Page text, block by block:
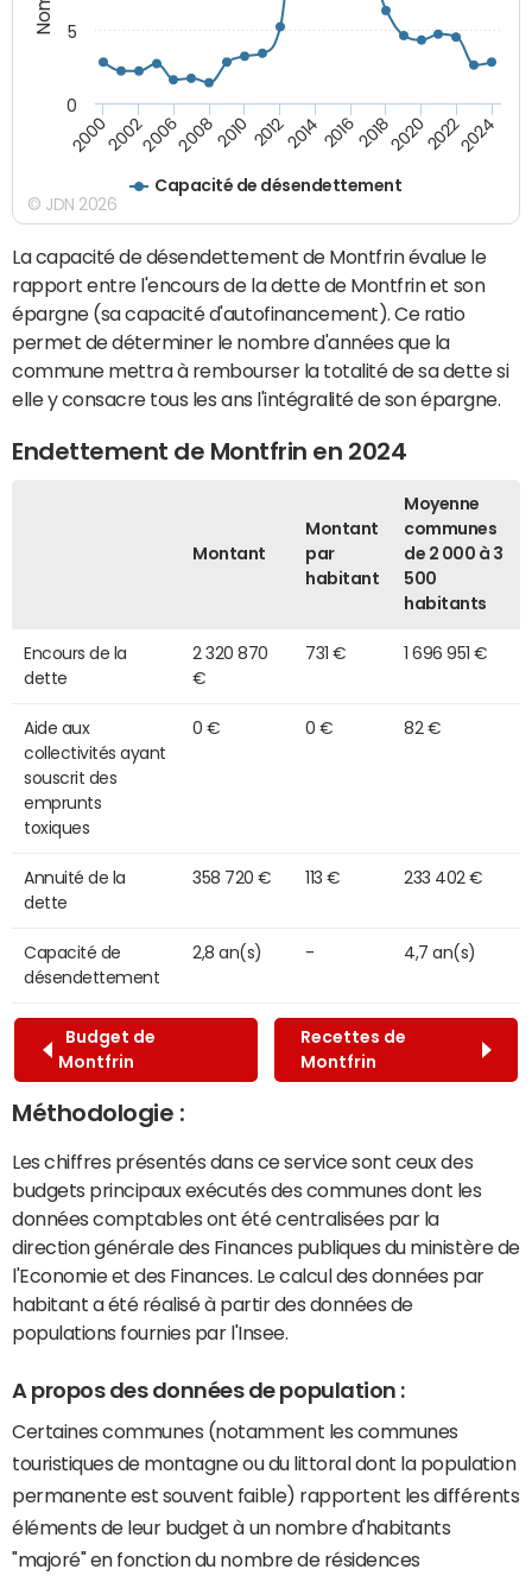
Capacité de désendettement
20002002200620082010 2012201420162018202020222024
0
5
© JDN 2026
La capacité de désendettement de Montfrin évalue le
rapport entre l'encours de la dette de Montfrin et son
épargne (sa capacité d'autofinancement). Ce ratio
permet de déterminer le nombre d'années que la
commune mettra à rembourser la totalité de sa dette si
elle y consacre tous les ans l'intégralité de son épargne.
Endettement de Montfrin en 2024
Montant
Montant
par
habitant
Moyenne
communes
de 2 000 à 3
500
habitants
Encours de la
dette
2 320 870
€
731 € 1 696 951 €
Aide aux
collectivités ayant
souscrit des
emprunts
toxiques
0 € 0 € 82 €
Annuité de la
dette
358 720 € 113 € 233 402 €
Capacité de
désendettement
2,8 an(s) - 4,7 an(s)
Budget de
Montfrin
Recettes de
Montfrin
Méthodologie :
Les chiffres présentés dans ce service sont ceux des
budgets principaux exécutés des communes dont les
données comptables ont été centralisées par la
direction générale des Finances publiques du ministère de
l'Economie et des Finances. Le calcul des données par
habitant a été réalisé à partir des données de
populations fournies par l'Insee.
A propos des données de population :
Certaines communes (notamment les communes
touristiques de montagne ou du littoral dont la population
permanente est souvent faible) rapportent les différents
éléments de leur budget à un nombre d'habitants
"majoré" en fonction du nombre de résidences